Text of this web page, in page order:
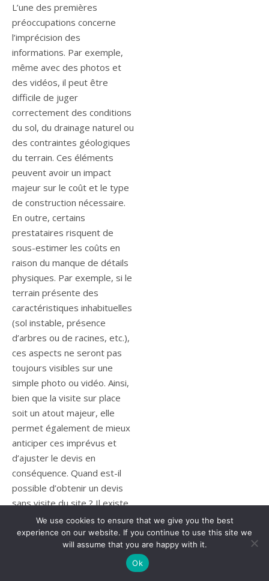
L’une des premières
préoccupations concerne
l’imprécision des
informations. Par exemple,
même avec des photos et
des vidéos, il peut être
difficile de juger
correctement des conditions
du sol, du drainage naturel ou
des contraintes géologiques
du terrain. Ces éléments
peuvent avoir un impact
majeur sur le coût et le type
de construction nécessaire.
En outre, certains
prestataires risquent de
sous-estimer les coûts en
raison du manque de détails
physiques. Par exemple, si le
terrain présente des
caractéristiques inhabituelles
(sol instable, présence
d’arbres ou de racines, etc.),
ces aspects ne seront pas
toujours visibles sur une
simple photo ou vidéo. Ainsi,
bien que la visite sur place
soit un atout majeur, elle
permet également de mieux
anticiper ces imprévus et
d’ajuster le devis en
conséquence. Quand est-il
possible d’obtenir un devis
sans visite du site ? Il existe
certaines situations où il est
possible d’obtenir un devis
construction terrain de padel
We use cookies to ensure that we give you the best
experience on our website. If you continue to use this site we
will assume that you are happy with it.
Ok